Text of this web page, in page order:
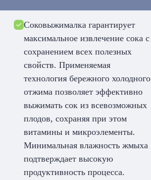
Соковыжималка гарантирует
максимальное извлечение сока с
сохранением всех полезных
свойств. Применяемая
технология бережного холодного
отжима позволяет эффективно
выжимать сок из всевозможных
плодов, сохраняя при этом
витамины и микроэлементы.
Минимальная влажность жмыха
подтверждает высокую
продуктивность процесса.